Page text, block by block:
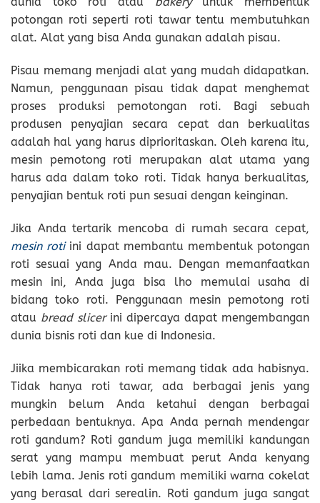
potongan roti seperti roti tawar tentu membutuhkan
alat. Alat yang bisa Anda gunakan adalah pisau.
Pisau memang menjadi alat yang mudah didapatkan.
Namun, penggunaan pisau tidak dapat menghemat
proses produksi pemotongan roti. Bagi sebuah
produsen penyajian secara cepat dan berkualitas
adalah hal yang harus diprioritaskan. Oleh karena itu,
mesin pemotong roti merupakan alat utama yang
harus ada dalam toko roti. Tidak hanya berkualitas,
penyajian bentuk roti pun sesuai dengan keinginan.
Jika Anda tertarik mencoba di rumah secara cepat,
mesin rotiini dapat membantu membentuk potongan
roti sesuai yang Anda mau. Dengan memanfaatkan
mesin ini, Anda juga bisa lho memulai usaha di
bidang toko roti. Penggunaan mesin pemotong roti
atau bread slicerini dipercaya dapat mengembangan
dunia bisnis roti dan kue di Indonesia.
Jiika membicarakan roti memang tidak ada habisnya.
Tidak hanya roti tawar, ada berbagai jenis yang
mungkin belum Anda ketahui dengan berbagai
perbedaan bentuknya. Apa Anda pernah mendengar
roti gandum? Roti gandum juga memiliki kandungan
serat yang mampu membuat perut Anda kenyang
lebih lama. Jenis roti gandum memiliki warna cokelat
yang berasal dari serealin. Roti gandum juga sangat